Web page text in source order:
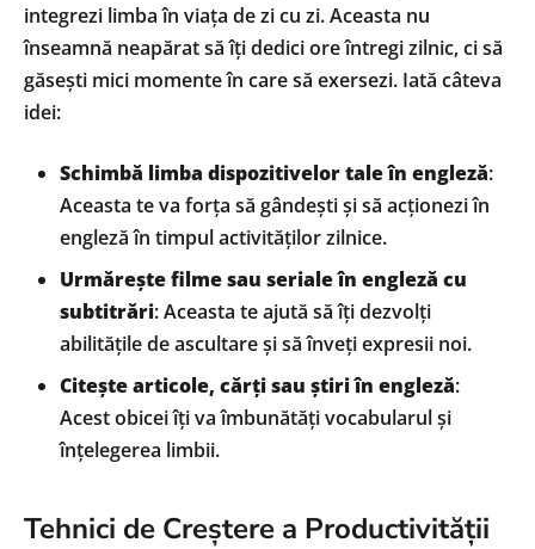
integrezi limba în viața de zi cu zi. Aceasta nu
înseamnă neapărat să îți dedici ore întregi zilnic, ci să
găsești mici momente în care să exersezi. Iată câteva
idei:
Schimbă limba dispozitivelor tale în engleză:
Aceasta te va forța să gândești și să acționezi în
engleză în timpul activităților zilnice.
Urmărește filme sau seriale în engleză cu
subtitrări: Aceasta te ajută să îți dezvolți
abilitățile de ascultare și să înveți expresii noi.
Citește articole, cărți sau știri în engleză:
Acest obicei îți va îmbunătăți vocabularul și
înțelegerea limbii.
Tehnici de Creștere a Productivității